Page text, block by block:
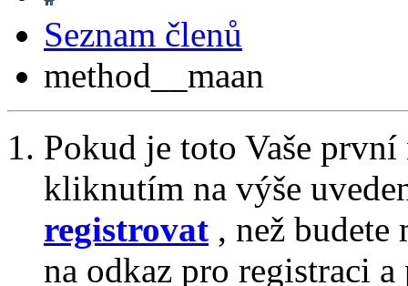
Seznam členů
method__maan
Pokud je toto Vaše
kliknutím na výše
registrovat , než
na odkaz pro registraci